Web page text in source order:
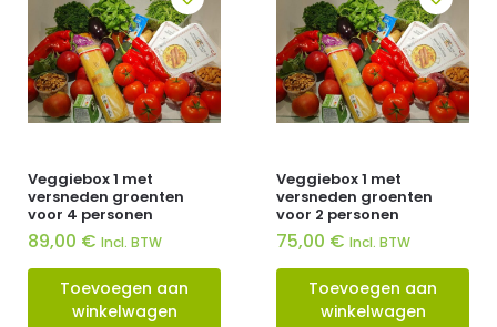
Veggiebox 1 met
versneden groenten
voor 4 personen
89,00 € Incl. BTW
Toevoegen aan
winkelwagen
Veggiebox 1 met
versneden groenten
voor 2 personen
75,00 € Incl. BTW
Toevoegen aan
winkelwagen